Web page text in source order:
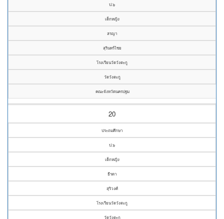
ป.๖
เด็กหญิง
สรญา
สุรินทร์ไชย
โรงเรียนวัดวังตะกู
วัดวังตะกู
คณะจังหวัดนครปฐม
20
ประถมศึกษา
ป.๖
เด็กหญิง
ธีรดา
สุริวงศ์
โรงเรียนวัดวังตะกู
วัดวังตะกู